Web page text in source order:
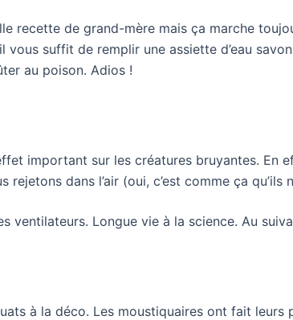
recette de grand-mère mais ça marche
suffit de remplir une assiette d’eau
au poison. Adios !
important sur les créatures bruyantes. En
dans l’air (oui, c’est comme ça qu’ils
ventilateurs. Longue vie à la science. Au
à la déco. Les moustiquaires ont fait leurs